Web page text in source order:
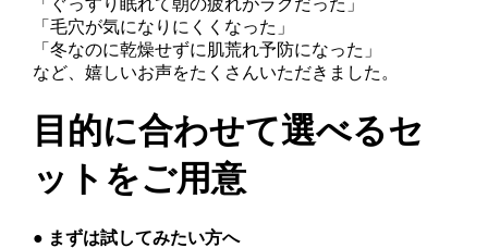
「毛穴が気になりにくくなった」
「冬なのに乾燥せずに肌荒れ予防になった」
など、嬉しいお声をたくさんいただきました。
目的に合わせて選べるセ
ットをご用意
● まずは試してみたい方へ